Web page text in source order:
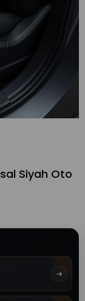
Siyah Oto